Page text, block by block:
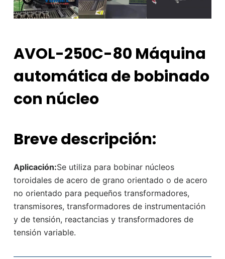
AVOL-250C-80 Máquina
automática de bobinado
con núcleo
Breve descripción:
Aplicación:Se utiliza para bobinar núcleos
toroidales de acero de grano orientado o de acero
no orientado para pequeños transformadores,
transmisores, transformadores de instrumentación
y de tensión, reactancias y transformadores de
tensión variable.